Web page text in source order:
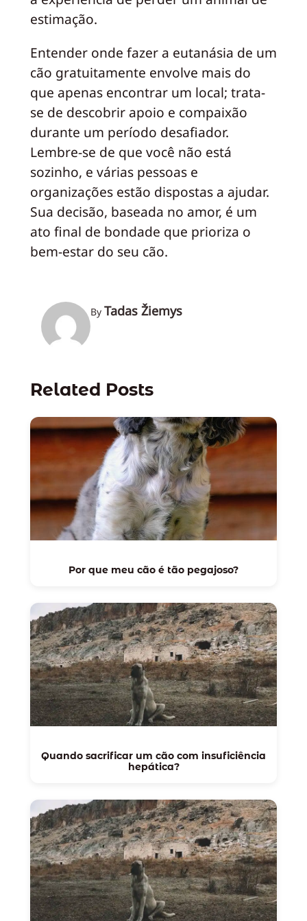
estimação.
Entender onde fazer a eutanásia de um
cão gratuitamente envolve mais do
que apenas encontrar um local; trata-
se de descobrir apoio e compaixão
durante um período desafiador.
Lembre-se de que você não está
sozinho, e várias pessoas e
organizações estão dispostas a ajudar.
Sua decisão, baseada no amor, é um
ato final de bondade que prioriza o
bem-estar do seu cão.
By Tadas Žiemys
Related Posts
Por que meu cão é tão pegajoso?
Quando sacrificar um cão com insuficiência
hepática?